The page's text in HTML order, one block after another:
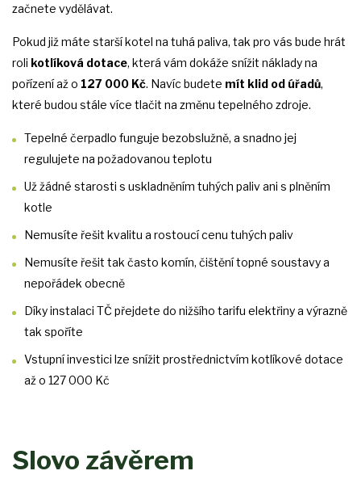
začnete vydělávat.
Pokud již máte starší kotel na tuhá paliva, tak pro vás bude hrát
roli kotlíková dotace, která vám dokáže snížit náklady na
pořízení až o 127 000 Kč. Navíc budete mít klid od úřadů,
které budou stále více tlačit na změnu tepelného zdroje.
Tepelné čerpadlo funguje bezobslužně, a snadno jej
regulujete na požadovanou teplotu
Už žádné starosti s uskladněním tuhých paliv ani s plněním
kotle
Nemusíte řešit kvalitu a rostoucí cenu tuhých paliv
Nemusíte řešit tak často komín, čištění topné soustavy a
nepořádek obecně
Díky instalaci TČ přejdete do nižšího tarifu elektřiny a výrazně
tak spoříte
Vstupní investici lze snížit prostřednictvím kotlíkové dotace
až o 127 000 Kč
Slovo závěrem